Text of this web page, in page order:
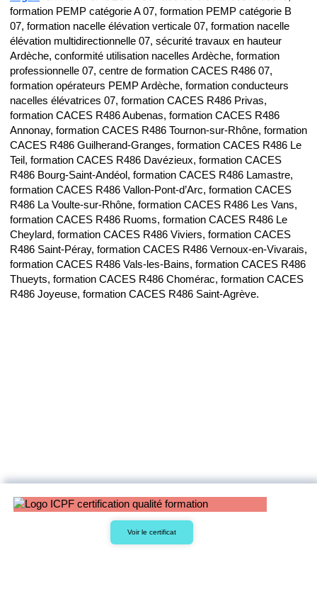
formation PEMP catégorie A 07, formation PEMP catégorie B
07, formation nacelle élévation verticale 07, formation nacelle
élévation multidirectionnelle 07, sécurité travaux en hauteur
Ardèche, conformité utilisation nacelles Ardèche, formation
professionnelle 07, centre de formation CACES R486 07,
formation opérateurs PEMP Ardèche, formation conducteurs
nacelles élévatrices 07, formation CACES R486 Privas,
formation CACES R486 Aubenas, formation CACES R486
Annonay, formation CACES R486 Tournon-sur-Rhône, formation
CACES R486 Guilherand-Granges, formation CACES R486 Le
Teil, formation CACES R486 Davézieux, formation CACES
R486 Bourg-Saint-Andéol, formation CACES R486 Lamastre,
formation CACES R486 Vallon-Pont-d’Arc, formation CACES
R486 La Voulte-sur-Rhône, formation CACES R486 Les Vans,
formation CACES R486 Ruoms, formation CACES R486 Le
Cheylard, formation CACES R486 Viviers, formation CACES
R486 Saint-Péray, formation CACES R486 Vernoux-en-Vivarais,
formation CACES R486 Vals-les-Bains, formation CACES R486
Thueyts, formation CACES R486 Chomérac, formation CACES
R486 Joyeuse, formation CACES R486 Saint-Agrève.
Voir le certificat